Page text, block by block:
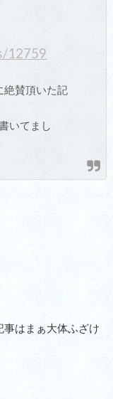
12759
絶賛頂いた記
いてまし
事はまぁ大体ふざけ